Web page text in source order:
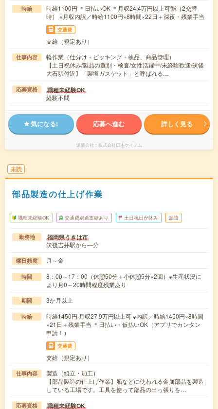
時給
時給1100円 ＊日払いOK ＊月収24.4万円以上可能（2交替
時） ※月収内訳／時給1100円×8時間×22日＋深夜・残業手当
交通費
支給（規定あり）
仕事内容
軽作業（仕分け・ピッキング・検品、商品管理）
【土日祝休み/製品の選別・検査/女性活躍中/未経験歓迎/筑後
大石駅付近】「製塩ガスケット」と呼ばれる…
応募資格 職種未経験OK
経験不問
気になる! 応募へ進む 詳しく見る
派遣会社 株式会社日本ケイテム
未読
部品製造の仕上げ作業
職種未経験OK 交通費別途支給あり 土日祝日が休み 派遣
勤務地 福岡県うきは市
筑後吉井駅から---分
曜日頻度 月～金
時間
8：00～17：00（休憩50分＋小休憩5分×2回）※生産状況に
より月0～20時間程度残業あり
期間 3か月以上
時給
時給1450円 月収27.9万円以上可 ※内訳／時給1450円×8時間
×21日＋残業手当 ＊日払い・仮払いOK（アプリでカンタン
申請！）
交通費
支給（規定あり）
仕事内容
製造（組立・加工）
【部品製造の仕上げ作業】船などに使われる金属部品を製造
している工場です。工具を使って部品の出っ張りを…
応募資格 職種未経験OK